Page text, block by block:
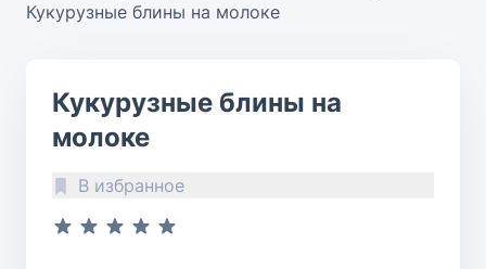
Кукурузные блины на молоке
Кукурузные блины на
молоке
В избранное